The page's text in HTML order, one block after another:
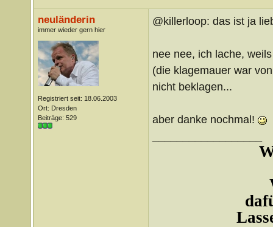
neuländerin
immer wieder gern hier
Registriert seit: 18.06.2003
Ort: Dresden
Beiträge: 529
@killerloop: das ist ja
nee nee, ich lache,
(die klagemauer war
nicht beklagen...
aber danke nochmal!